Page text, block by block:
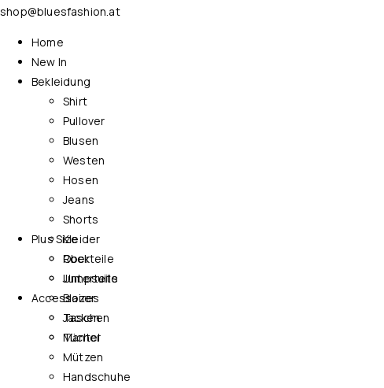
shop@bluesfashion.at
Home
New In
Bekleidung
Shirt
Pullover
Blusen
Westen
Hosen
Jeans
Shorts
Kleider
Rock
Jumpsuits
Blazer
Jacken
Mantel
Plus Size
Oberteile
Unterteile
Accessoires
Taschen
Tücher
Mützen
Handschuhe